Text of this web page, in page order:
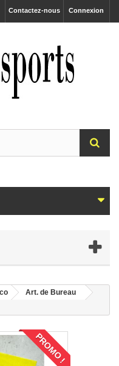
Connexion
Contactez-nous
Art. de Bureau
PROMO !